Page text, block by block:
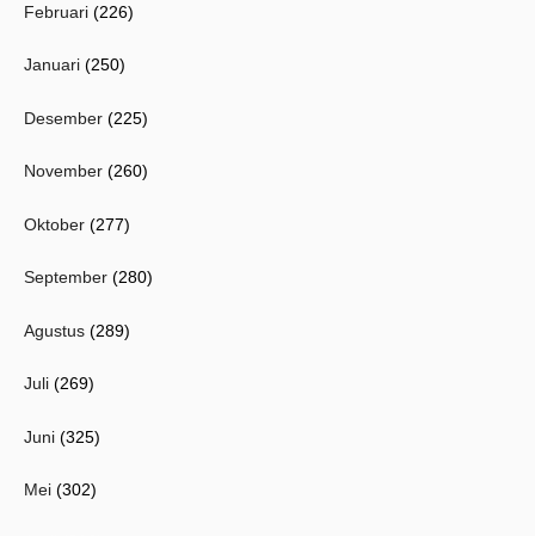
Februari (226)
Januari (250)
Desember (225)
November (260)
Oktober (277)
September (280)
Agustus (289)
Juli (269)
Juni (325)
Mei (302)